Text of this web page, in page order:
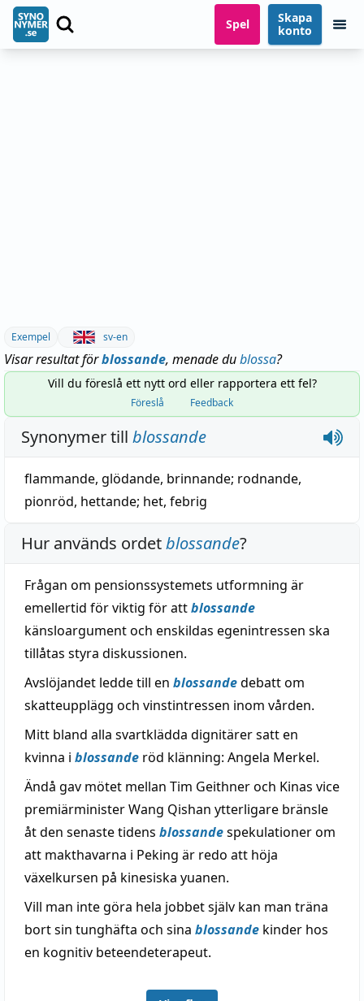
Spel
Skapa
konto
Exempel sv-en
Visar resultat förblossande, menade dublossa?
Vill du föreslå ett nytt ord eller rapportera ett fel?
Föreslå Feedback
Synonymer till blossande
flammande, glödande, brinnande; rodnande,
pionröd, hettande; het, febrig
Hur används ordetblossande?
Frågan om pensionssystemets utformning är
emellertid för viktig för attblossande
känsloargument och enskildas egenintressen ska
tillåtas styra diskussionen.
Avslöjandet ledde till en blossandedebatt om
skatteupplägg och vinstintressen inom vården.
Mitt bland alla svartklädda dignitärer satt en
kvinna i blossande röd klänning: Angela Merkel.
Ändå gav mötet mellan Tim Geithner och Kinas vice
premiärminister Wang Qishan ytterligare bränsle
åt den senaste tidens blossandespekulationer om
att makthavarna i Peking är redo att höja
växelkursen på kinesiska yuanen.
Vill man inte göra hela jobbet själv kan man träna
bort sin tunghäfta och sina blossande kinder hos
en kognitiv beteendeterapeut.